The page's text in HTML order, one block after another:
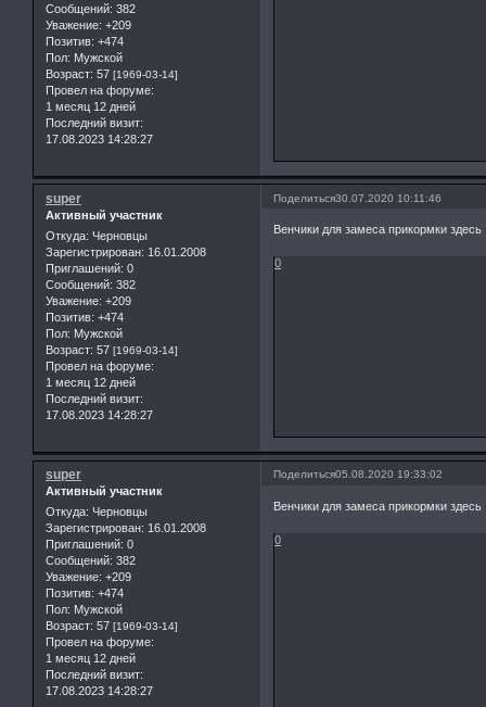
Сообщений: 382
Уважение: +209
Позитив: +474
Пол: Мужской
Возраст: 57 [1969-03-14]
Провел на форуме:
1 месяц 12 дней
Последний визит:
17.08.2023 14:28:27
Поделиться30.07.2020 10:11:46
super
Активный участник
Откуда: Черновцы
Зарегистрирован: 16.01.2008
Приглашений: 0
Сообщений: 382
Уважение: +209
Позитив: +474
Пол: Мужской
Возраст: 57 [1969-03-14]
Провел на форуме:
1 месяц 12 дней
Последний визит:
17.08.2023 14:28:27
Венчики для замеса прикормки здесь
0
Поделиться05.08.2020 19:33:02
super
Активный участник
Откуда: Черновцы
Зарегистрирован: 16.01.2008
Приглашений: 0
Сообщений: 382
Уважение: +209
Позитив: +474
Пол: Мужской
Возраст: 57 [1969-03-14]
Провел на форуме:
1 месяц 12 дней
Последний визит:
17.08.2023 14:28:27
Венчики для замеса прикормки здесь
0